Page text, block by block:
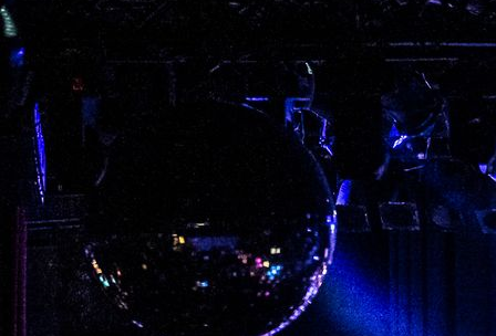
Album: Prison Experience LIVE